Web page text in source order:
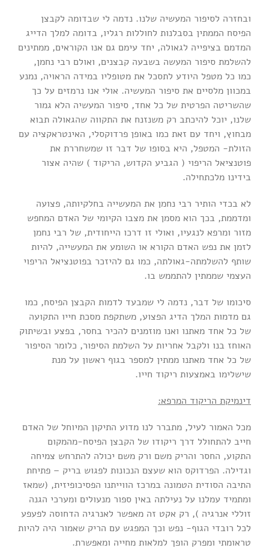
ובחזרה לסיפור המעשיה שלנו. נדמה לי שבדומה לקבצן
הפיסח הממתין בסבלנות לחוללות רגליו, בדומה למלך הדייג
המדמם בציפייה לגאולה, יחד עימם גם אנו הקוראים, ממתינים
להשלמת סיפור המעשה בשבעה קבצנים, ואולם רבי נחמן,
כמו כל מטפל היודע לתסכל את מטופליו במידה הראויה, נמנע
במכוון מלסיים את סיפור המעשיה. אולי אנו נרמזים על כך
שהשריטה הפרטית של כל אחד, סיפור המעשיה הלא גמור
שלנו, יוכל להיכתב רק משנזנח את התקווה שהגאולה תבוא
מבחוץ, ויחד עם זאת כמו באופן פרדוקסלי, האינטראקציה עם
הזולת- המטפל, היא בסופו של דבר זו שמשחררת את
פוטנציאל הריפוי ( הגביע הקדוש, הריקוד ) שהיה אצור
בידינו מלכתחילה.
לא בכדי הותיר רבי נחמן את המעשייה בחלקיותה, פצועה
ומדממת, בכך הוא מסמן את מצבו הקיומי של האדם המחפש
מזור ומרפא לנגעיו, ואולי זו דרכו הייחודית, של רבי נחמן
לזמן את נפש האדם הקורא או השומע את המעשייה, להיות
שותף להשלמתה-גאולתה, כמו גם להיזכר בפוטנציאל הריפוי
העצמי שממתין להתממש בו.
סיכומו של דבר, נדמה לי שמבעד לדמות הקבצן הפיסח, כמו
גם מדמות המלך הדיג הפצוע, משתקפת מסכת חייו התקועה
של כל אחד מאתנו ואנו מוזמנים להכיר בחסר, בפצע ובשיתוק
האוחז בנו ולקבל אחריות על השלמת הסיפור, כלומר הסיפור
של כל אחד מאתנו ממתין למספר בגוף ראשון על מנת
שישלימו באמצעות ריקוד חייו.
דינמיקת הריקוד המרפא:
מכל האמור לעיל, מתברר לנו מדוע התיקון המיוחל של האדם
חייב להתחולל דרך ריקודו של הקבצן הפיסח-מהמקום
התקוע, החסר והריק משם ורק משם יכולה להתרחש צמיחה
וגדילה. הפרדוקס הוא שעצם הנכונות לפגוש בריק – פתיחת
התיבה הסודית הטמונה במרכז הווייתנו הפסיכופיזית, (שמאז
ומתמיד עמלנו על נעילתה באין ספור מנעולים ומערכי הגנה
זוללי אנרגיה ), רק אקט זה מאפשר לאנרגיה הדחוסה לפעפע
לכל רובדי הגוף- נפש וכך המפגש עם הריק שאמור היה להיות
טראומתי ומפרק הופך למלאות מחייה ומאפשרת.